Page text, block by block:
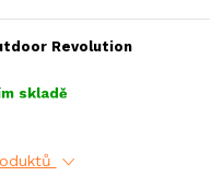
Revolution
skladě